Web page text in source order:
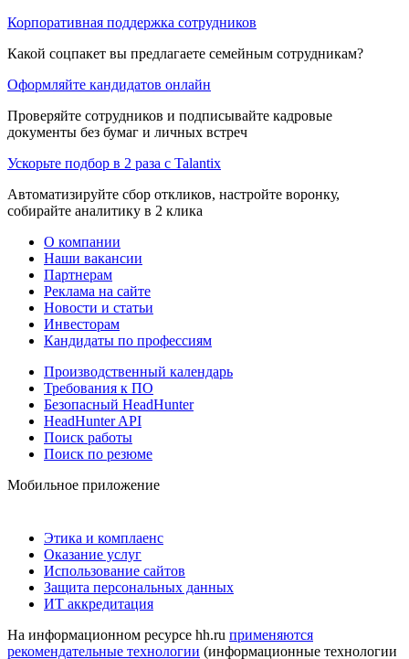
Корпоративная поддержка сотрудников
Какой соцпакет вы предлагаете семейным сотрудникам?
Оформляйте кандидатов онлайн
Проверяйте сотрудников и подписывайте кадровые
документы без бумаг и личных встреч
Ускорьте подбор в 2 раза с Talantix
Автоматизируйте сбор откликов, настройте воронку,
собирайте аналитику в 2 клика
О компании
Наши вакансии
Партнерам
Реклама на сайте
Новости и статьи
Инвесторам
Кандидаты по профессиям
Производственный календарь
Требования к ПО
Безопасный HeadHunter
HeadHunter API
Поиск работы
Поиск по резюме
Мобильное приложение
Этика и комплаенс
Оказание услуг
Использование сайтов
Защита персональных данных
ИТ аккредитация
На информационном ресурсе hh.ru применяются
рекомендательные технологии (информационные технологии